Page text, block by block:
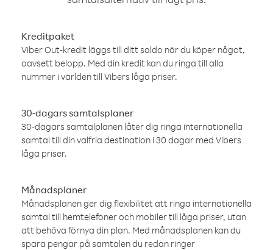
Kreditpaket
Viber Out-kredit läggs till ditt saldo när du köper något,
oavsett belopp. Med din kredit kan du ringa till alla
nummer i världen till Vibers låga priser.
30-dagars samtalsplaner
30-dagars samtalplanen låter dig ringa internationella
samtal till din valfria destination i 30 dagar med Vibers
låga priser.
Månadsplaner
Månadsplanen ger dig flexibilitet att ringa internationella
samtal till hemtelefoner och mobiler till låga priser, utan
att behöva förnya din plan. Med månadsplanen kan du
spara pengar på samtalen du redan ringer